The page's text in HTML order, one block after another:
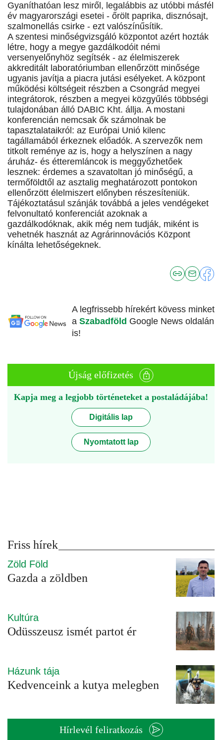
Gyaníthatóan lesz miről, legalábbis az utóbbi másfél
év magyarországi esetei - őrölt paprika, disznósajt,
szalmonellás csirke - ezt valószínűsítik.
A szentesi minőségvizsgáló központot azért hozták
létre, hogy a megye gazdálkodóit némi
versenyelőnyhöz segítsék - az élelmiszerek
akkreditált laboratóriumban ellenőrzött minősége
ugyanis javítja a piacra jutási esélyeket. A központ
működési költségeit részben a Csongrád megyei
integrátorok, részben a megyei közgyűlés többségi
tulajdonában álló DABIC Kht. állja. A mostani
konferencián nemcsak ők számolnak be
tapasztalataikról: az Európai Unió kilenc
tagállamából érkeznek előadók. A szervezők nem
titkolt reménye az is, hogy a helyszínen a nagy
áruház- és étteremláncok is meggyőzhetőek
lesznek: érdemes a szavatoltan jó minőségű, a
termőföldtől az asztalig meghatározott pontokon
ellenőrzött élelmiszert előnyben részesíteniük.
Tájékoztatásul szánják továbbá a jeles vendégeket
felvonultató konferenciát azoknak a
gazdálkodóknak, akik még nem tudják, miként is
vehetnék hasznát az Agrárinnovációs Központ
kínálta lehetőségeknek.
A legfrissebb hírekért kövess minket
a Szabadföld Google News oldalán
is!
Újság előfizetés
Kapja meg a legjobb történeteket a postaládájába!
Digitális lap
Nyomtatott lap
Friss hírek
Zöld Föld
Gazda a zöldben
Kultúra
Odüsszeusz ismét partot ér
Házunk tája
Kedvenceink a kutya melegben
Hírlevél feliratkozás